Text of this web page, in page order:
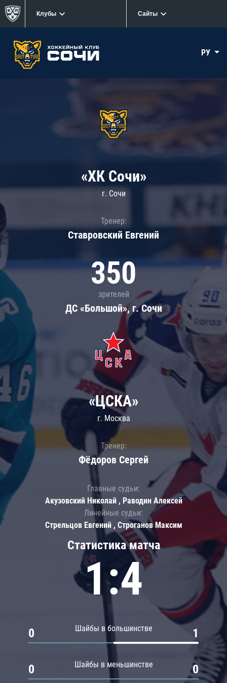
Клубы Сайты
РУ
«ХК Сочи»
г. Сочи
Тренер:
Ставровский Евгений
350
зрителей
ДС «Большой», г. Сочи
Статистика матча
1:4
Шайбы в большинстве
0 1
Шайбы в меньшинстве
0 0
«ЦСКА»
г. Москва
Тренер:
Фёдоров Сергей
Главные судьи:
Акузовский Николай , Раводин Алексей
Линейные судьи:
Стрельцов Евгений , Строганов Максим